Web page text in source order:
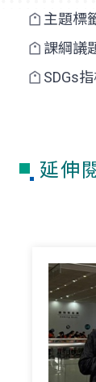
主題標
課綱議
SDGs
延伸